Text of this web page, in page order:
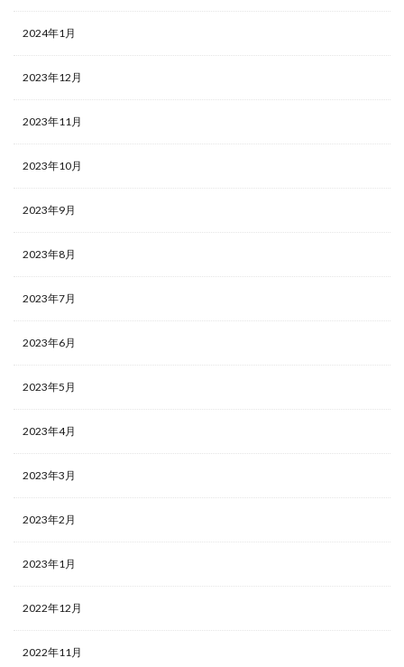
2024年1月
2023年12月
2023年11月
2023年10月
2023年9月
2023年8月
2023年7月
2023年6月
2023年5月
2023年4月
2023年3月
2023年2月
2023年1月
2022年12月
2022年11月